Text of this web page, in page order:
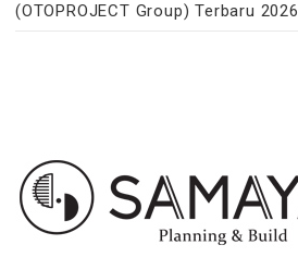
(OTOPROJECT Group) Terbaru 2026